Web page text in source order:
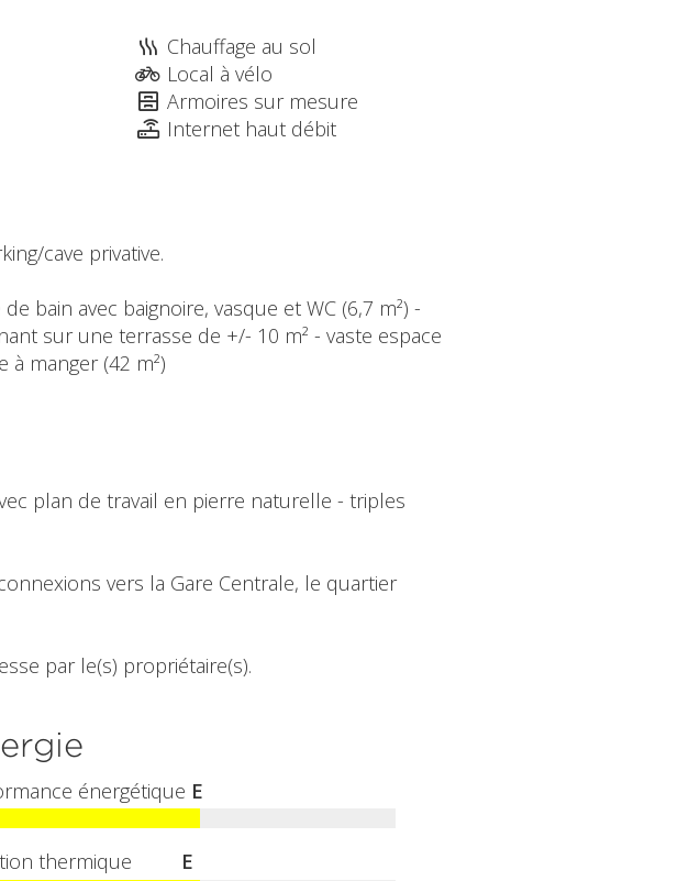
Chauffage au sol
Local à vélo
Armoires sur mesure
Internet haut débit
cave privative.
bain avec baignoire, vasque et WC (6,7 m²) -
sur une terrasse de +/- 10 m² - vaste espace
manger (42 m²)
plan de travail en pierre naturelle - triples
vers la Gare Centrale, le quartier
par le(s) propriétaire(s).
énergétique E
thermique E